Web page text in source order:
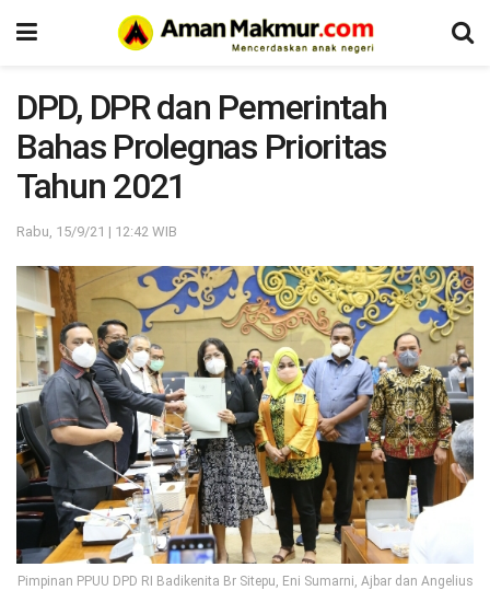
DPD, DPR dan Pemerintah
Bahas Prolegnas Prioritas
Tahun 2021
Rabu, 15/9/21 | 12:42 WIB
Pimpinan PPUU DPD RI Badikenita Br Sitepu, Eni Sumarni, Ajbar dan Angelius